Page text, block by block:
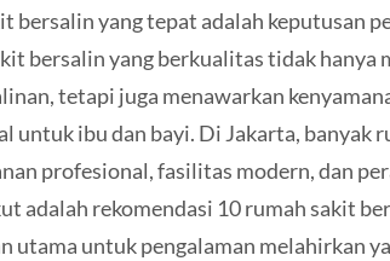
bersalin yang tepat adalah keputusan
bersalin yang berkualitas tidak hanya
tetapi juga menawarkan
untuk ibu dan bayi. Di Jakarta, banyak
profesional, fasilitas modern, dan
adalah rekomendasi 10 rumah sakit
utama untuk pengalaman melahirkan